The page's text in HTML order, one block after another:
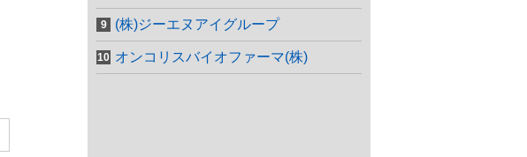
(株)ジーエヌアイグループ
オンコリスバイオファーマ(株)